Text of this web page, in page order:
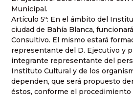
Municipal.
Artículo 5º: En el ámbito del
ciudad de Bahía Blanca,
Consultivo. El mismo estará
representante del D. Ejecutivo y
integrante representante del
Instituto Cultural y de los
dependen, que será propuesto
éstos, conforme el procedimiento